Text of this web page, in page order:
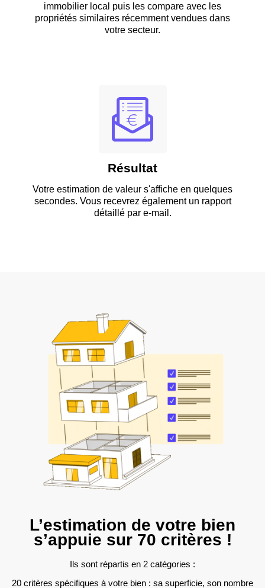
immobilier local puis les compare avec les
propriétés similaires récemment vendues dans
votre secteur.
Résultat
Votre estimation de valeur s'affiche en quelques
secondes. Vous recevrez également un rapport
détaillé par e-mail.
L’estimation de votre bien
s’appuie sur 70 critères !
Ils sont répartis en 2 catégories :
20 critères spécifiques à votre bien : sa superficie, son nombre